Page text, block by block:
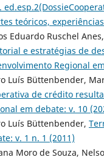
teóricos,
Eduardo Ruschel
e estratégias de
Regional
Luís Büttenbender,
de crédito
em debate: v. 10
Luís Büttenbender,
v. 1 n. 1 (2011)
Moro de Souza,